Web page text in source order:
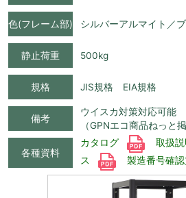
色(フレーム部) シルバーアルマイト／
静止荷重 500kg
規格 JIS規格 EIA規格
備考
ウイスカ対策対応可能
（GPNエコ商品ねっと掲
各種資料
カタログ 取扱
ス
製造番号確